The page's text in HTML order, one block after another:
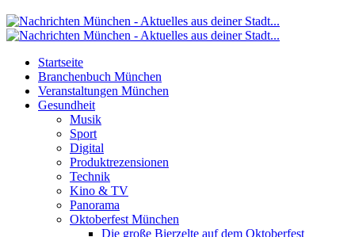
Startseite
Branchenbuch München
Veranstaltungen München
Gesundheit
Musik
Sport
Digital
Produktrezensionen
Technik
Kino & TV
Panorama
Oktoberfest München
Die große Bierzelte auf dem Oktoberfest